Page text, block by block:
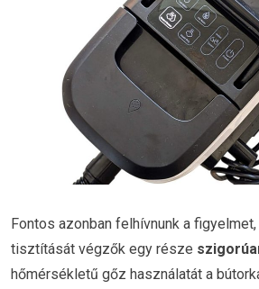
Fontos azonban felhívnunk a
tisztítását végzők egy része
hőmérsékletű gőz használatát a